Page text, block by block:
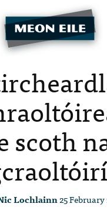
scoth
Lochlainn25 February